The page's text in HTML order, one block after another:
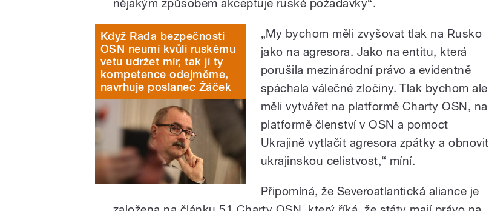
nějakým způsobem akceptuje ruské požadavky“.
Když Rada bezpečnosti
OSN neumí kvůli ruskému
vetu udržet mír, tak jí ty
kompetence odejměme,
navrhuje poslanec Žáček
„My bychom měli zvyšovat tlak na Rusko
jako na agresora. Jako na entitu, která
porušila mezinárodní právo a evidentně
spáchala válečné zločiny. Tlak bychom ale
měli vytvářet na platformě Charty OSN, na
platformě členství v OSN a pomoct
Ukrajině vytlačit agresora zpátky a obnovit
ukrajinskou celistvost,“ míní.
Připomíná, že Severoatlantická aliance je